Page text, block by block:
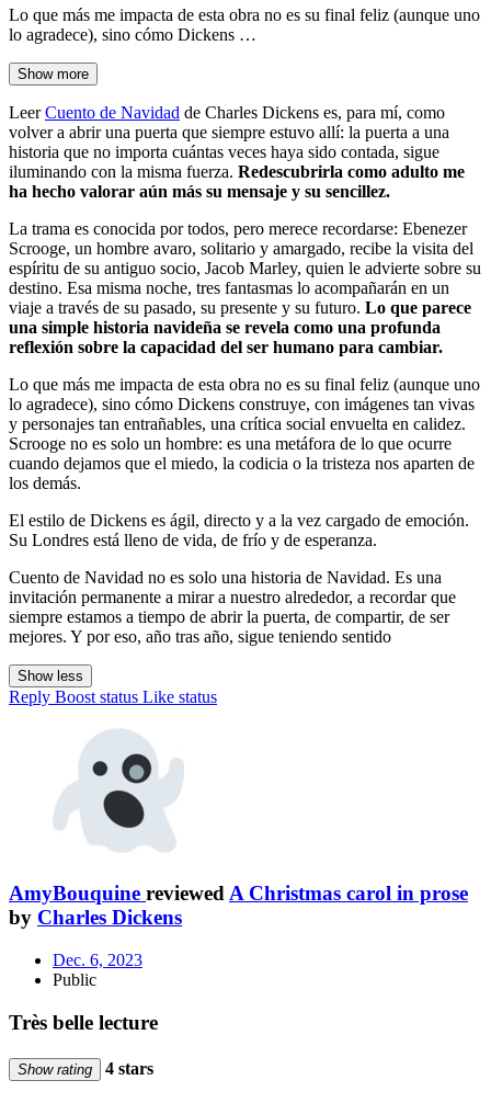
Lo que más me impacta de esta obra no es su final feliz (aunque uno
lo agradece), sino cómo Dickens …
Show more
LeerCuento de Navidad de Charles Dickens es, para mí, como
volver a abrir una puerta que siempre estuvo allí: la puerta a una
historia que no importa cuántas veces haya sido contada, sigue
iluminando con la misma fuerza. Redescubrirla como adulto me
ha hecho valorar aún más su mensaje y su sencillez.
La trama es conocida por todos, pero merece recordarse: Ebenezer
Scrooge, un hombre avaro, solitario y amargado, recibe la visita del
espíritu de su antiguo socio, Jacob Marley, quien le advierte sobre su
destino. Esa misma noche, tres fantasmas lo acompañarán en un
viaje a través de su pasado, su presente y su futuro. Lo que parece
una simple historia navideña se revela como una profunda
reflexión sobre la capacidad del ser humano para cambiar.
Lo que más me impacta de esta obra no es su final feliz (aunque uno
lo agradece), sino cómo Dickens construye, con imágenes tan vivas
y personajes tan entrañables, una crítica social envuelta en calidez.
Scrooge no es solo un hombre: es una metáfora de lo que ocurre
cuando dejamos que el miedo, la codicia o la tristeza nos aparten de
los demás.
El estilo de Dickens es ágil, directo y a la vez cargado de emoción.
Su Londres está lleno de vida, de frío y de esperanza.
Cuento de Navidad no es solo una historia de Navidad. Es una
invitación permanente a mirar a nuestro alrededor, a recordar que
siempre estamos a tiempo de abrir la puerta, de compartir, de ser
mejores. Y por eso, año tras año, sigue teniendo sentido
Show less
Reply Boost status Like status
AmyBouquine reviewed A Christmas carol in prose
by Charles Dickens
Dec. 6, 2023
Public
Très belle lecture
Show rating 4 stars